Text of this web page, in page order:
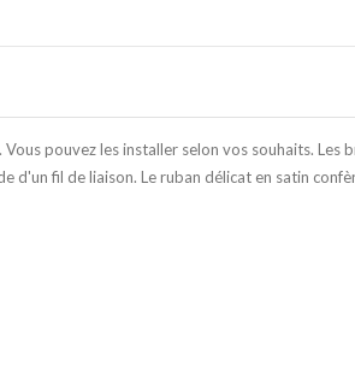
pouvez les installer selon vos souhaits. Les
fil de liaison. Le ruban délicat en satin